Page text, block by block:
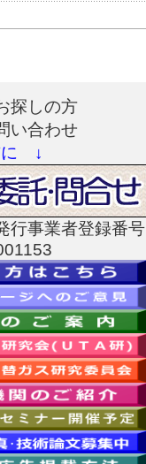
探しの方
い合わせ
に ↓
行事業者登録番号